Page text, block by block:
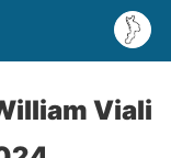
Viali